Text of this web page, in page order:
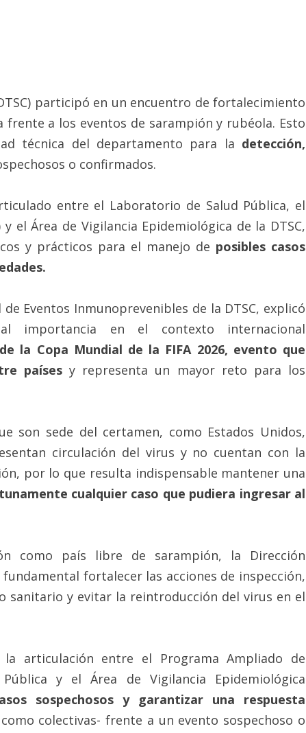
participó en un encuentro de fortalecimiento
a los eventos de sarampión y rubéola. Esto
técnica del departamento para la detección,
o confirmados.
entre el Laboratorio de Salud Pública, el
el Área de Vigilancia Epidemiológica de la DTSC,
y prácticos para el manejo de posibles casos
Eventos Inmunoprevenibles de la DTSC, explicó
importancia en el contexto internacional
la Copa Mundial de la FIFA 2026, evento que
paísesy representa un mayor reto para los
son sede del certamen, como Estados Unidos,
circulación del virus y no cuentan con la
por lo que resulta indispensable mantener una
cualquier caso que pudiera ingresar al
como país libre de sarampión, la Dirección
fortalecer las acciones de inspección,
sanitario y evitar la reintroducción del virus en el
articulación entre el Programa Ampliado de
y el Área de Vigilancia Epidemiológica
sospechosos y garantizar una respuesta
colectivas- frente a un evento sospechoso o